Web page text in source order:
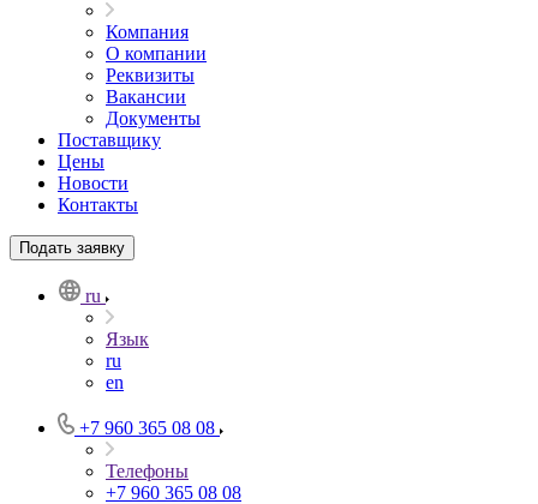
Компания
О компании
Реквизиты
Вакансии
Документы
Поставщику
Цены
Новости
Контакты
Подать заявку
ru
Язык
ru
en
+7 960 365 08 08
Телефоны
+7 960 365 08 08